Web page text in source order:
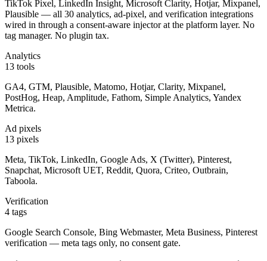
TikTok Pixel, LinkedIn Insight, Microsoft Clarity, Hotjar, Mixpanel,
Plausible — all 30 analytics, ad-pixel, and verification integrations
wired in through a consent-aware injector at the platform layer. No
tag manager. No plugin tax.
Analytics
13 tools
GA4, GTM, Plausible, Matomo, Hotjar, Clarity, Mixpanel,
PostHog, Heap, Amplitude, Fathom, Simple Analytics, Yandex
Metrica.
Ad pixels
13 pixels
Meta, TikTok, LinkedIn, Google Ads, X (Twitter), Pinterest,
Snapchat, Microsoft UET, Reddit, Quora, Criteo, Outbrain,
Taboola.
Verification
4 tags
Google Search Console, Bing Webmaster, Meta Business, Pinterest
verification — meta tags only, no consent gate.